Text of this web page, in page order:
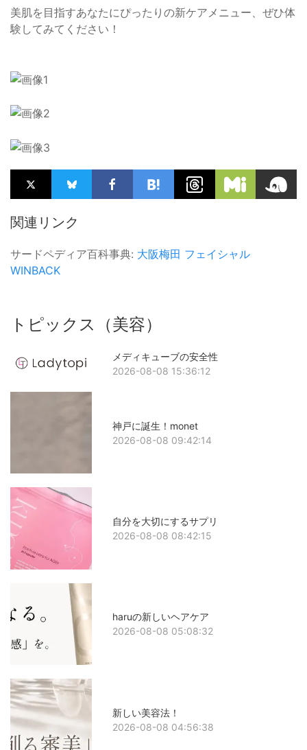
美肌を目指すあなたにぴったりの新ケアメニュー、ぜひ体
験してみてください！
関連リンク
サードペディア百科事典: 大阪梅田 フェイシャル
WINBACK
トピックス（美容）
メディキューブの安全性
2026-08-08 15:36:12
神戸に誕生！monet
2026-08-08 09:42:14
自分を大切にするサプリ
2026-08-08 08:42:15
haruの新しいヘアケア
2026-08-08 05:08:32
新しい美容法！
2026-08-08 04:56:38